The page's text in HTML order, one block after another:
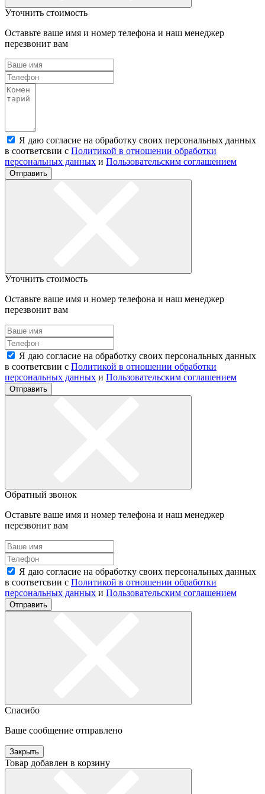
Уточнить стоимость
Оставьте ваше имя и номер телефона и наш менеджер
перезвонит вам
Я даю согласие на обработку своих персональных данных
в соответсвии с Политикой в отношении обработки
персональных данных и Пользовательским соглашением
Отправить
Уточнить стоимость
Оставьте ваше имя и номер телефона и наш менеджер
перезвонит вам
Я даю согласие на обработку своих персональных данных
в соответсвии с Политикой в отношении обработки
персональных данных и Пользовательским соглашением
Отправить
Обратный звонок
Оставьте ваше имя и номер телефона и наш менеджер
перезвонит вам
Я даю согласие на обработку своих персональных данных
в соответсвии с Политикой в отношении обработки
персональных данных и Пользовательским соглашением
Отправить
Спасибо
Ваше сообщение отправлено
Закрыть
Товар добавлен в корзину